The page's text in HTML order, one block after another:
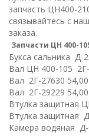
запчасть ЦН400-
связывайтесь с
заказа.
Запчасти ЦН 400-
Букса сальника Д-
Вал ЦН 400-105
Вал 2Г-27630
Вал 2Г-29229
Втулка защитная
Втулка защитная
Камера водяная